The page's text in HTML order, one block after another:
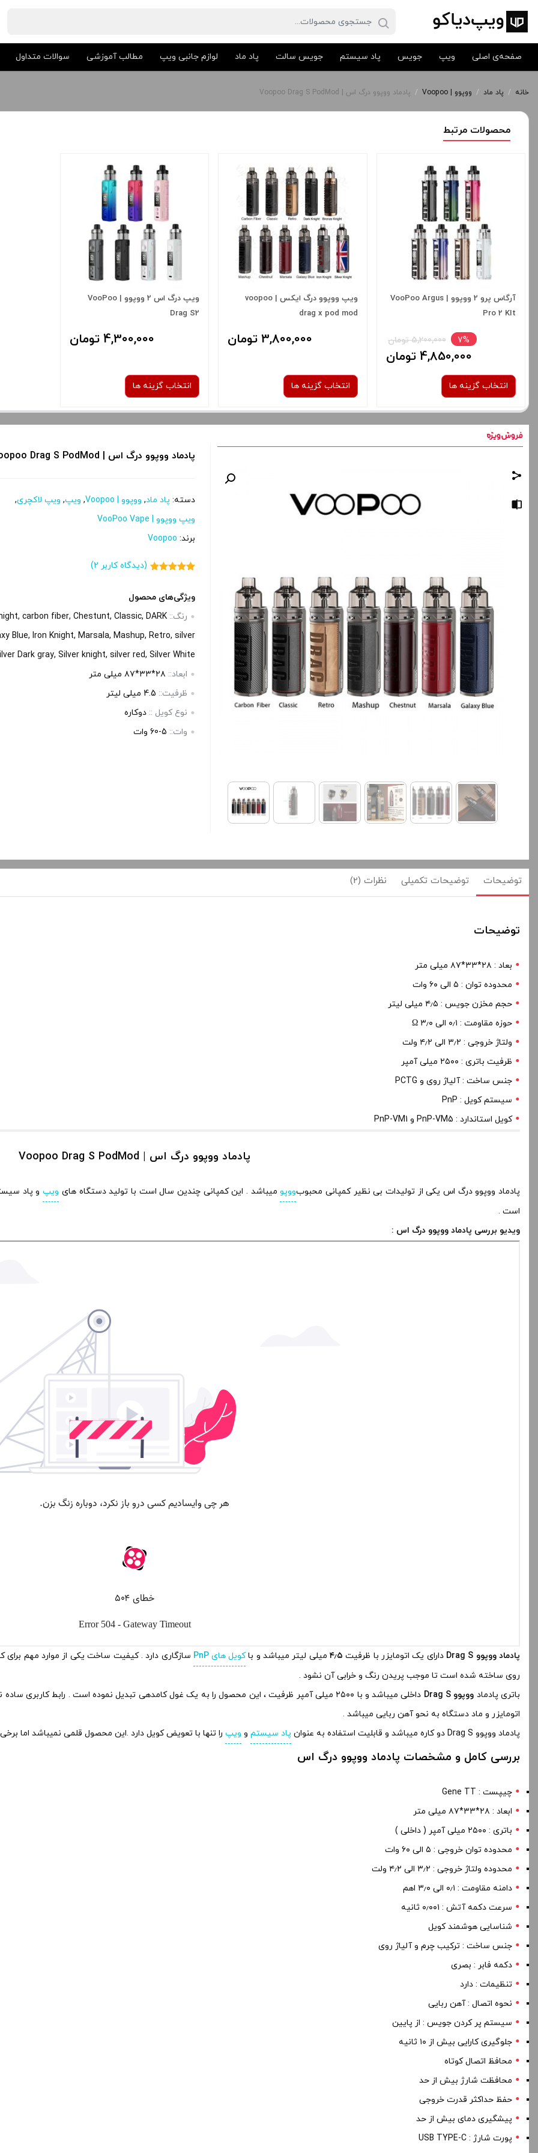
صفحه‌ی اصلی ویپ جویس پاد سیستم جویس سالت پاد ماد لوازم جانبی ویپ مطالب آموزشی سوالات متداول
خانه / پاد ماد / ووپوو | Voopoo / پادماد ووپوو درگ اس | Voopoo Drag S PodMod
محصولات مرتبط
آرگاس پرو 2 ووپوو | VooPoo Argus
Pro 2 KIt
7% 5,200,000 تومان
4,850,000 تومان
انتخاب گزینه ها
برای فعال شدن سبد خرید و نمایش
آخرین بروزرسانی قیمت: 14
ساعت پیش
تمامی قیمت ها بروز هستند.
افزودن به سبد خرید
ویپ ووپوو درگ ایکس | voopoo
drag x pod mod
3,800,000 تومان
انتخاب گزینه ها
برای فعال شدن سبد خرید و نمایش
آخرین بروزرسانی قیمت: 15
ساعت پیش
تمامی قیمت ها بروز هستند.
- +
افزودن به سبد خرید
ویپ درگ اس 2 ووپوو | VooPoo
Drag S2
4,300,000 تومان
انتخاب گزینه ها
Gray Metal
برای فعال شدن سبد خرید و نمایش
قیمت ، گزینه های محصول را از کادر
بالا انتخاب کنید.
ساعت پیش
تمامی قیمت ها بروز هستند.
- +
پادماد ووپوو درگ اس | Voopoo Drag S PodMod
دسته: پاد ماد, ووپوو | Voopoo , ویپ, ویپ لاکچری,
ویپ ووپوو | VooPoo Vape
برند: Voopoo
مشتری
(دیدگاه کاربر 2
)
ویژگی‌های محصول
رنگ::carbon fiber, Chestunt, Classic, DARK
Blue, Iron Knight, Marsala, Mashup, Retro, silver
Dark gray, Silver knight, silver red, Silver White
ابعاد:: ۲۸*۳۳*۸۷ میلی متر
ظرفیت:: 4.5 میلی لیتر
نوع کویل ::دوکاره
وات:: 5-60 وات
توضیحات توضیحات تکمیلی نظرات (2)
توضیحات
بعاد : ۲۸*۳۳*۸۷ میلی متر
محدوده توان : ۵ الی ۶۰ وات
حجم مخزن جویس : ۴٫۵ میلی لیتر
حوزه مقاومت : ۰٫۱ الی ۳٫۰ Ω
ولتاژ خروجی : ۳٫۲ الی ۴٫۲ ولت
ظرفیت باتری : ۲۵۰۰ میلی آمپر
جنس ساخت : آلیاژ روی و PCTG
سیستم کویل : PnP
کویل استاندارد : PnP-VM5 و PnP-VM1
پادماد ووپوو درگ اس | Voopoo Drag S PodMod
پادماد ووپوو درگ اس یکی از تولیدات بی نظیر کمپانی محبوبووپومیباشد . این کمپانی چندین سال است با تولید دستگاه های ویپو پاد
است .
ویدیو بررسی پادماد ووپوو درگ اس :
پادماد ووپوو Drag S دارای یک اتومایزر با ظرفیت ۴٫۵ میلی لیتر میباشد و باکویل هایPnP سازگاری دارد . کیفیت ساخت یکی از موارد مهم برای
روی ساخته شده است تا موجب پریدن رنگ و خرابی آن نشود .
باتری پادماد ووپوو Drag S
داخلی میباشد و با ۲۵۰۰ میلی آمپر ظرفیت ، این محصول را به یک غول کامدهی تبدیل نموده است .
اتومایزر و ماد دستگاه به نحو آهن ربایی میباشد .
پادماد ووپوو Drag S دو کاره میباشد و قابلیت استفاده به عنوان
پاد سیستم و ویپ را تنها با تعویض کویل دارد .این محصول قلمی نمیباشد اما
بررسی کامل و مشخصات پادماد ووپوو درگ اس
چیپست : Gene TT
ابعاد : ۲۸*۳۳*۸۷ میلی متر
باتری : ۲۵۰۰ میلی آمپر ( داخلی )
محدوده توان خروجی : ۵ الی ۶۰ وات
محدوده ولتاژ خروجی : ۳٫۲ الی ۴٫۲ ولت
دامنه مقاومت : ۰٫۱ الی ۳٫۰ اهم
سرعت دکمه آتش : ۰٫۰۰۱ ثانیه
شناسایی هوشمند کویل
جنس ساخت : ترکیب چرم و آلیاژ روی
دکمه فابر : بصری
تنظیمات : دارد
نحوه اتصال : آهن ربایی
سیستم پر کردن جویس : از پایین
جلوگیری کارایی بیش از ۱۰ ثانیه
محافظ اتصال کوتاه
محافظت شارژ بیش از حد
حفظ حداکثر قدرت خروجی
پیشگیری دمای بیش از حد
پورت شارژ : USB TYPE-C